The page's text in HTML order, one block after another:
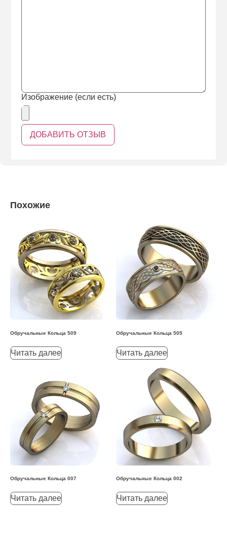
Изображение (если есть)
Похожие
Обручальные Кольца 509
Читать далее
Обручальные Кольца 505
Читать далее
Обручальные Кольца 007
Читать далее
Обручальные Кольца 002
Читать далее